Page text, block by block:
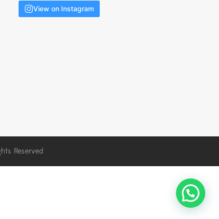
View on Instagram
Reserved